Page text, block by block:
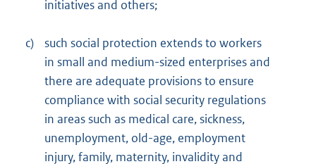
initiatives and others;
c)
such social protection extends to workers
in small and medium-sized enterprises and
there are adequate provisions to ensure
compliance with social security regulations
in areas such as medical care, sickness,
unemployment, old-age, employment
injury, family, maternity, invalidity and